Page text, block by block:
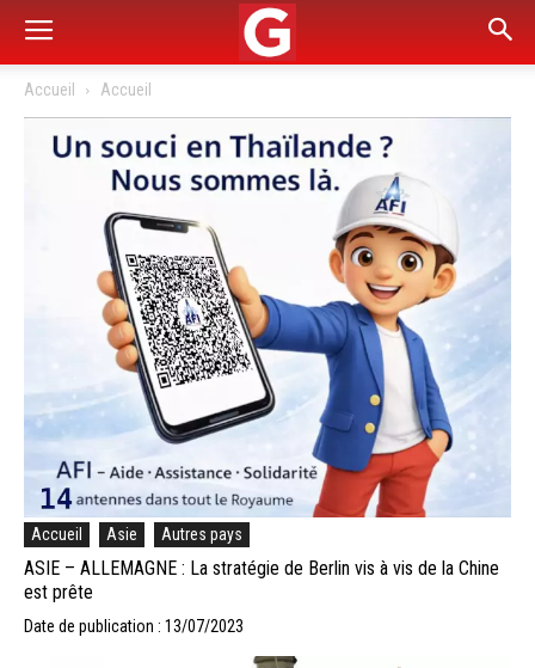
Accueil Accueil
Accueil Asie Autres pays
ASIE – ALLEMAGNE : La stratégie de Berlin vis à vis de la Chine
est prête
Date de publication : 13/07/2023